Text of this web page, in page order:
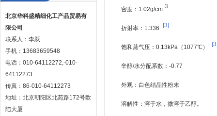
北京华科盛精细化工产品贸易有
限公司
联系人：李跃
手机：13683659548
电话：010-64112272,-010-
64112273
传真：86-010-64112273
地址：北京朝阳区北苑路172号欧
陆大厦
密度：1.02g/cm 3
折射率：1.336 [3]
饱和蒸气压：0.13kPa（1077℃）
辛醇/水分配系数：-0.77
外观：白色结晶性粉末
溶解性：溶于水，微溶于乙醇。